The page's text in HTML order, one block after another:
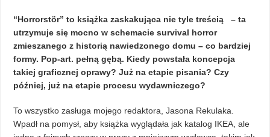
“Horrorstör” to książka zaskakująca nie tyle treścią – ta
utrzymuje się mocno w schemacie survival horror
zmieszanego z historią nawiedzonego domu – co bardziej
formy. Pop-art. pełną gębą. Kiedy powstała koncepcja
takiej graficznej oprawy? Już na etapie pisania? Czy
później, już na etapie procesu wydawniczego?
To wszystko zasługa mojego redaktora, Jasona Rekulaka.
Wpadł na pomysł, aby książka wyglądała jak katalog IKEA, ale